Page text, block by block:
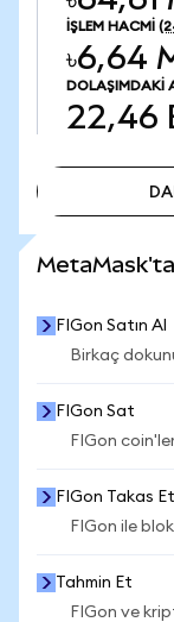
İŞLEM HACMI
৳6,64
DOLAŞIMDAKI
22,46
MetaMask'ta
FIGon Satın Al
Birkaç
FIGon Sat
FIGon
FIGon Takas Et
FIGon ile
Tahmin Et
FIGon ve